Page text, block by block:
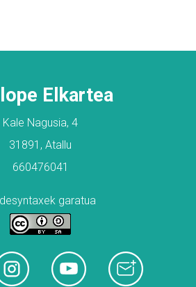
Elkartea
Kale Nagusia, 4
31891, Atallu
660476041
garatua